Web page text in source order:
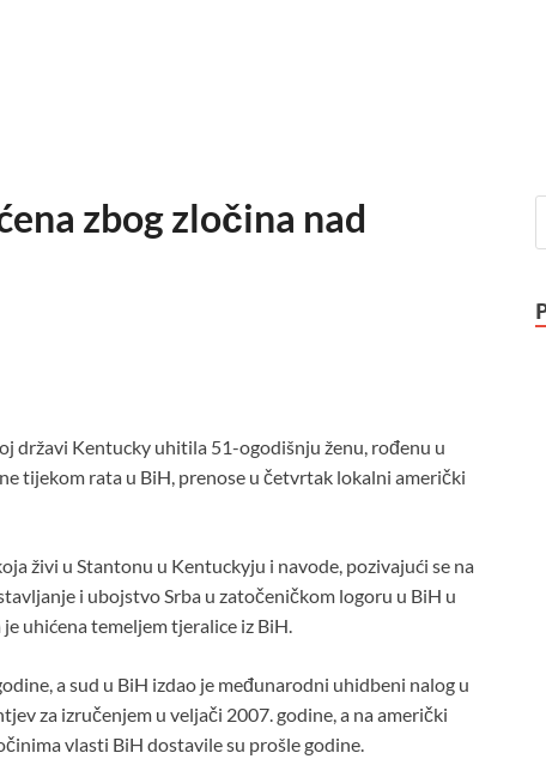
zbog zločina nad
državi Kentucky uhitila 51-ogodišnju ženu, rođenu u
tijekom rata u BiH, prenose u četvrtak lokalni američki
živi u Stantonu u Kentuckyju i navode, pozivajući se na
i ubojstvo Srba u zatočeničkom logoru u BiH u
uhićena temeljem tjeralice iz BiH.
a sud u BiH izdao je međunarodni uhidbeni nalog u
za izručenjem u veljači 2007. godine, a na američki
vlasti BiH dostavile su prošle godine.